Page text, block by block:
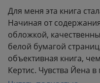
Для меня эта книга
Начиная от
обложкой,
белой бумагой
объективная книга,
Кертис. Чувства Йена